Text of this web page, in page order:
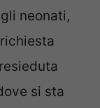
neonati,
si sta